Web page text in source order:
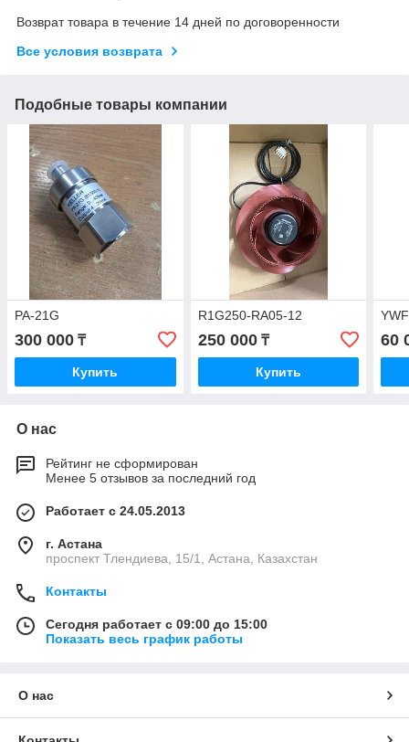
Возврат товара в течение 14 дней по договоренности
Все условия возврата
Подобные товары компании
PA-21G
300 000 ₸
Купить
R1G250-RA05-12
250 000₸
Купить
60
О нас
Рейтинг не сформирован
Менее 5 отзывов за последний год
Работает с 24.05.2013
г. Астана
проспект Тлендиева, 15/1, Астана, Казахстан
Контакты
Сегодня работает с 09:00 до 15:00
Показать весь график работы
О нас